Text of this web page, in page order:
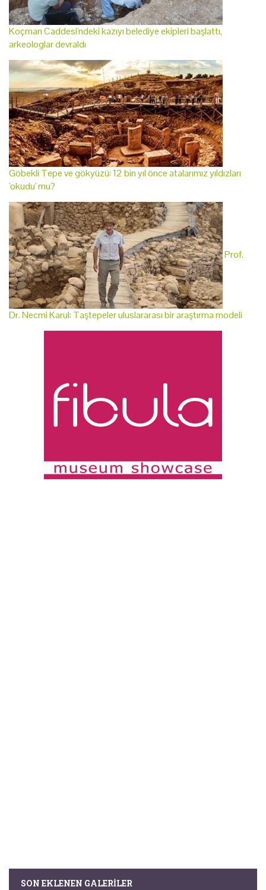
Koçman Caddesi'ndeki kazıyı belediye ekipleri başlattı,
arkeologlar devraldı
Göbekli Tepe ve gökyüzü: 12 bin yıl önce atalarımız yıldızları
'okudu' mu?
Prof.
Dr. Necmi Karul: Taştepeler uluslararası bir araştırma modeli
SON EKLENEN GALERILER